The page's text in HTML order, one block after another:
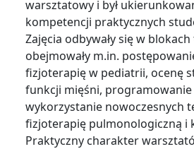
warsztatowy i był
kompetencji praktycznych
Zajęcia odbywały się w
obejmowały m.in.
fizjoterapię w pediatrii, ocenę
funkcji mięśni,
wykorzystanie nowoczesnych
fizjoterapię pulmonologiczną i
Praktyczny charakter